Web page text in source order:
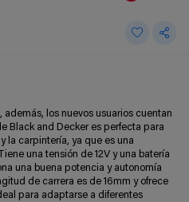
los nuevos usuarios cuentan
Black and Decker es perfecta para
la carpintería, ya que es una
una tensión de 12V y una batería
una buena potencia y autonomía
de carrera es de 16mm y ofrece
para adaptarse a diferentes